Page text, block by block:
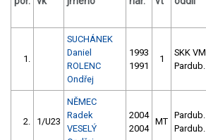
1.
SUCHÁNEK
Daniel
ROLENC
Ondřej
1993
1991
1
SKK VM
Pardub.
2. 1/U23
NĚMEC
Radek
VESELÝ
2004
2004
MT
Pardub.
Pardub.